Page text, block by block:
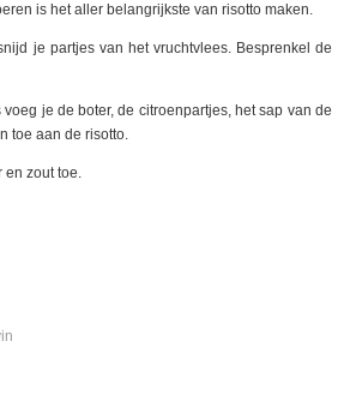
is het aller belangrijkste van risotto maken.
je partjes van het vruchtvlees. Besprenkel de
je de boter, de citroenpartjes, het sap van de
toe aan de risotto.
en zout toe.